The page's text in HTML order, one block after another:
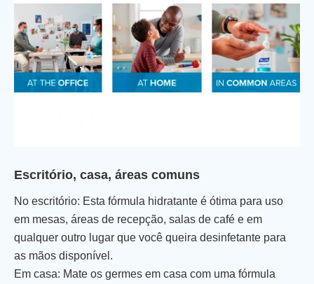
Escritório, casa, áreas comuns
No escritório: Esta fórmula hidratante é ótima para uso
em mesas, áreas de recepção, salas de café e em
qualquer outro lugar que você queira desinfetante para
as mãos disponível.
Em casa: Mate os germes em casa com uma fórmula